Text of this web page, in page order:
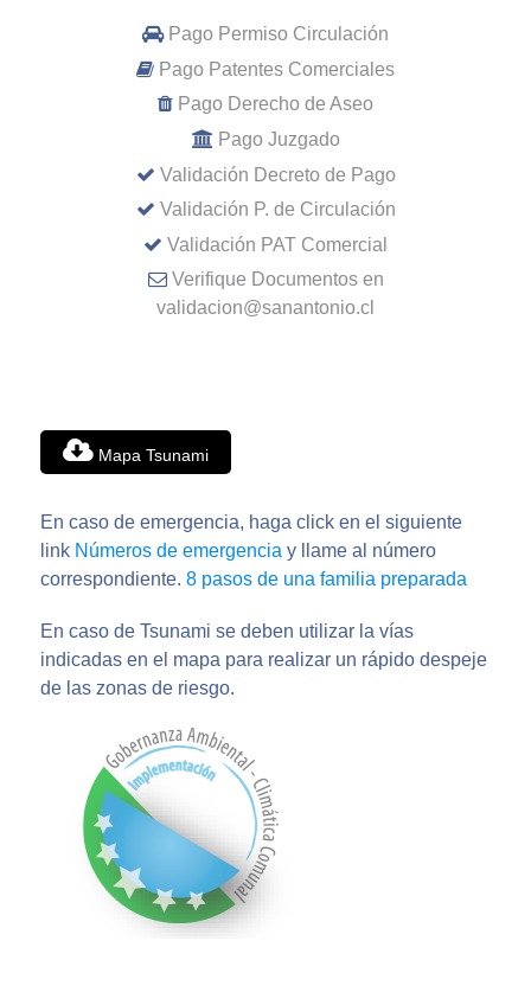
Pago Permiso Circulación
Pago Patentes Comerciales
Pago Derecho de Aseo
Pago Juzgado
Validación Decreto de Pago
Validación P. de Circulación
Validación PAT Comercial
Verifique Documentos en
validacion@sanantonio.cl
Mapa Tsunami
En caso de emergencia, haga click en el siguiente
link Números de emergencia y llame al número
correspondiente. 8 pasos de una familia preparada
En caso de Tsunami se deben utilizar la vías
indicadas en el mapa para realizar un rápido despeje
de las zonas de riesgo.